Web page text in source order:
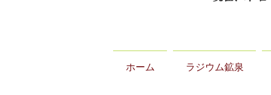
ホーム ラジウム鉱泉